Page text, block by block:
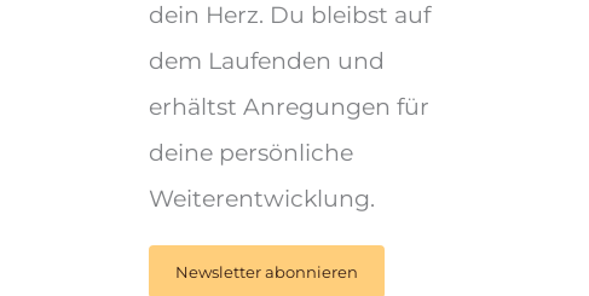
dein Herz. Du bleibst auf
dem Laufenden und
erhältst Anregungen für
deine persönliche
Weiterentwicklung.
Newsletter abonnieren